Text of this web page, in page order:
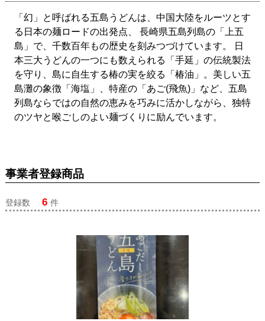
「幻」と呼ばれる五島うどんは、中国大陸をルーツとす
る日本の麺ロードの出発点、 長崎県五島列島の「上五
島」で、千数百年もの歴史を刻みつづけています。 日
本三大うどんの一つにも数えられる「手延」の伝統製法
を守り、島に自生する椿の実を絞る「椿油」。美しい五
島灘の象徴「海塩」、特産の「あご(飛魚)」など、五島
列島ならではの自然の恵みを巧みに活かしながら、独特
のツヤと喉ごしのよい麺づくりに励んでいます。
事業者登録商品
登録数 6 件